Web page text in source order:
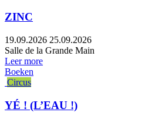
ZINC
19.09.2026 25.09.2026
Salle de la Grande Main
Leer more
Boeken
Circus
YÉ ! (L’EAU !)